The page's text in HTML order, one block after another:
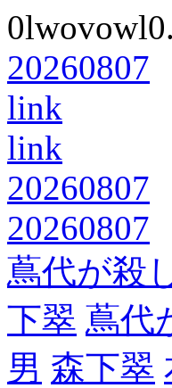
20260807
link
link
20260807
20260807
蔦代が殺
下翠 蔦代
男 森下翠